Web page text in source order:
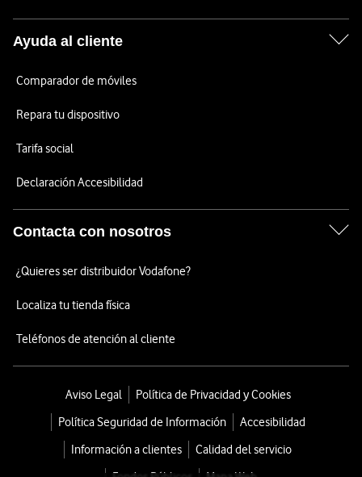
Ayuda al cliente
Comparador de móviles
Repara tu dispositivo
Tarifa social
Declaración Accesibilidad
Contacta con nosotros
¿Quieres ser distribuidor Vodafone?
Localiza tu tienda física
Teléfonos de atención al cliente
Aviso Legal
Política de Privacidad y Cookies
Política Seguridad de Información
Accesibilidad
Información a clientes
Calidad del servicio